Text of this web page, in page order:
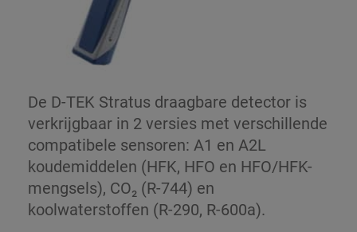
De D-TEK Stratus draagbare detector is
verkrijgbaar in 2 versies met verschillende
compatibele sensoren: A1 en A2L
koudemiddelen (HFK, HFO en HFO/HFK-
mengsels), CO₂ (R-744) en
koolwaterstoffen (R-290, R-600a).